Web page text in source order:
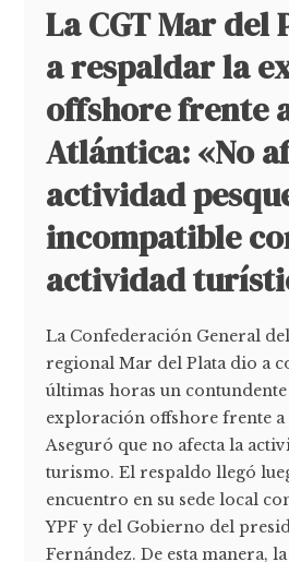
La CGT Mar del
a respaldar la
offshore frente
Atlántica: «No
actividad
incompatible
actividad
La Confederación General
regional Mar del Plata dio a
últimas horas un
exploración offshore frente a
Aseguró que no afecta la
turismo. El respaldo llegó
encuentro en su sede local
YPF y del Gobierno del
Fernández. De esta manera,